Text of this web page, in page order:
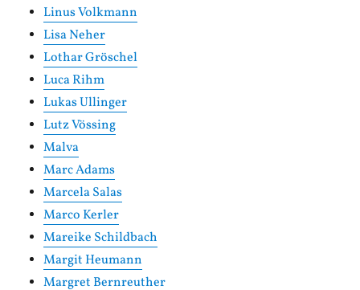
Linus Volkmann
Lisa Neher
Lothar Gröschel
Luca Rihm
Lukas Ullinger
Lutz Vössing
Malva
Marc Adams
Marcela Salas
Marco Kerler
Mareike Schildbach
Margit Heumann
Margret Bernreuther